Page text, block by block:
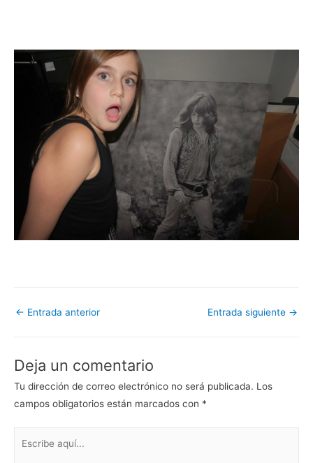
Navegación
entradas
← Entrada anterior Entrada siguiente →
Deja un comentario
Tu dirección de correo electrónico no será publicada. Los
campos obligatorios están marcados con *